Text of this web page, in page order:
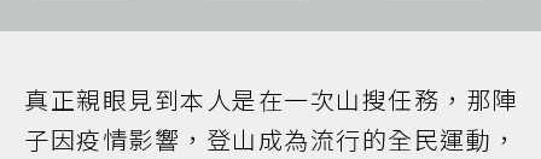
真正親眼見到本人是在一次山搜任務，那陣
子因疫情影響，登山成為流行的全民運動，